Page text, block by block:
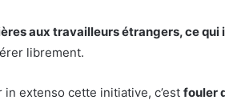
aux travailleurs étrangers, ce
librement.
extenso cette initiative, c’est fouler